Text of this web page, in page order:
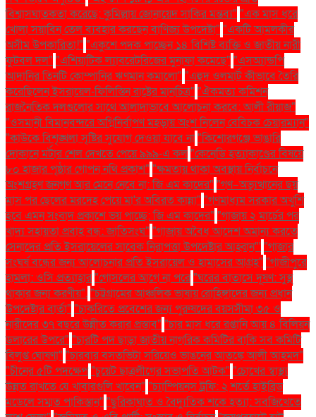
বিশ্বাসঘাতকতা করেছে: কুমিল্লায় জোনায়েদ সাকির মন্তব্য""এক মাস ধরে
খোলা সয়াবিন তেল ব্যবহার করছেন বাণিজ্য উপদেষ্টা""একটি আমলকীর
অসীম উপকারিতা!""একুশে পদক পাচ্ছেন ১৪ বিশিষ্ট ব্যক্তি ও জাতীয় নারী
ফুটবল দল""এশিয়াটিক ল্যাবরেটরিজের মুনাফা কমেছে""এসঅ্যান্ডপি
আদানির তিনটি কোম্পানির ঋণমান কমালো""এহুদ ওলমার্ট কীভাবে তৈরি
করেছিলেন ইসরায়েল-ফিলিস্তিন রাষ্ট্রের মানচিত্র""ঐকমত্য কমিশন
রাজনৈতিক দলগুলোর সাথে আলাদাভাবে আলোচনা করবে: আলী রীয়াজ"
"ওসমানী বিমানবন্দরে অগ্নিনির্বাপণ মহড়ায় অংশ নিলেন বেবিচক চেয়ারম্যান"
"কাউকে বিশৃঙ্খলা সৃষ্টির সুযোগ দেওয়া যাবে না"কিশোরগঞ্জে ভাঙারি
দোকানে মর্টার শেল দেখতে পেয়ে ৯৯৯-এ কল"কেনেডি হত্যাকাণ্ডের বিষয়ে
৮০ হাজার পৃষ্ঠার গোপন নথি প্রকাশ""ক্ষমতায় থাকা অবস্থায় নির্বাচনে
অংশগ্রহণ জনগণ আর মেনে নেবে না: জি এম কাদের""গণ–অভ্যুত্থানের ছয়
মাস পর ছেলের মরদেহ পেয়ে মা'র অবিরত কান্না""গণমাধ্যম সরকার অখুশি
হবে এমন সংবাদ প্রকাশে ভয় পাচ্ছে: জি এম কাদের""গাজায় ২ মার্চের পর
খাদ্য সহায়তা প্রবাহ বন্ধ: জাতিসংঘ""গাজায় অবৈধ আদেশ অমান্য করতে
সেনাদের প্রতি ইসরায়েলের সাবেক নিরাপত্তা উপদেষ্টার আহ্বান"'"গাজার
সংঘর্ষ বন্ধের জন্য আলোচনার প্রতি ইসরায়েল ও হামাসের আগ্রহ""গাজীপুরে
হামলা: ওসি প্রত্যাহার"গোসলের আগে না পরে"ঘরের বাতাসে দূষণ: সুস্থ
থাকার জন্য করণীয়"."চট্টগ্রামের আঞ্চলিক ভাষায় রোহিঙ্গাদের জন্য প্রধান
উপদেষ্টার বার্তা""চাকরিতে প্রবেশের জন্য পুরুষদের বয়সসীমা ৩৫ ও
নারীদের ৩৭ বছরে উন্নীত করার প্রস্তাব""চার মাস ধরে রপ্তানি আয় ৪ বিলিয়ন
ডলারের উপরে""চারটি পদ ছাড়া জাতীয় নাগরিক কমিটির বাকি সব কমিটি
বিলুপ্ত ঘোষণা""চারবার বসতভিটা সরিয়েও ভাঙনের আতঙ্কে আলী আহমদ"
"চীনের ৫টি পদক্ষেপ"চুয়েট ছাত্রলীগের সভাপতি আটক""চোখের স্বাস্থ্য
উন্নত রাখতে যে খাবারগুলি খাবেন""চ্যাম্পিয়নস ট্রফি: ২ শর্তে হাইব্রিড
মডেলে সম্মত পাকিস্তান""ছুরিকাঘাত ও বৈদ্যুতিক শকে হত্যা: সবজিখেতে